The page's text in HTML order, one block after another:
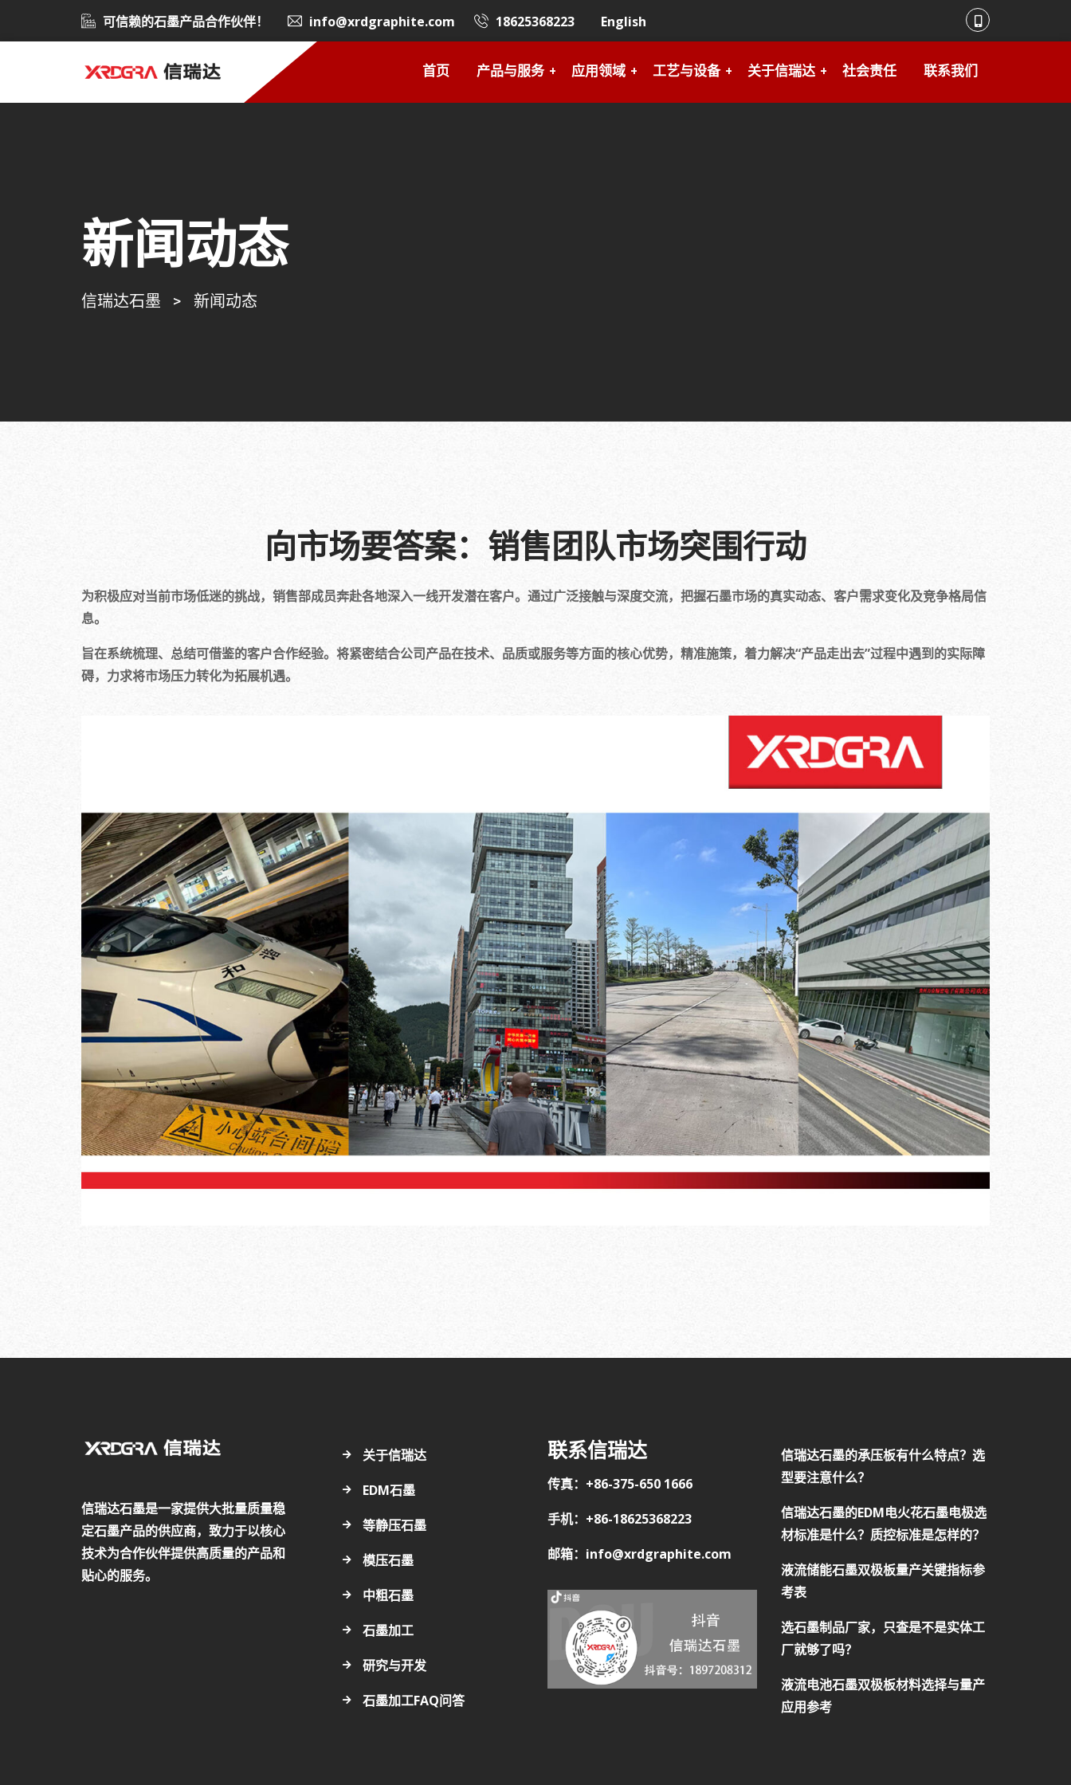
可信赖的石墨产品合作伙伴！ info@xrdgraphite.com 18625368223 English
首页 产品与服务 应用领域 工艺与设备 关于信瑞达 社会责任 联系我们
新闻动态
信瑞达石墨 > 新闻动态
向市场要答案：销售团队市场突围行动
为积极应对当前市场低迷的挑战，销售部成员奔赴各地深入一线开发潜在客户。通过广泛接触与深度交流，把握石墨市场的真实动态、客户需求变化及竞争格局信
息。
旨在系统梳理、总结可借鉴的客户合作经验。将紧密结合公司产品在技术、品质或服务等方面的核心优势，精准施策，着力解决“产品走出去”过程中遇到的实际障
碍，力求将市场压力转化为拓展机遇。
信瑞达石墨是一家提供大批量质量稳
定石墨产品的供应商，致力于以核心
技术为合作伙伴提供高质量的产品和
贴心的服务。
关于信瑞达
EDM石墨
等静压石墨
模压石墨
中粗石墨
石墨加工
研究与开发
石墨加工FAQ问答
联系信瑞达
传真：+86-375-650 1666
手机：+86-18625368223
邮箱：info@xrdgraphite.com
信瑞达石墨的承压板有什么特点？选
型要注意什么？
信瑞达石墨的EDM电火花石墨电极选
材标准是什么？质控标准是怎样的？
液流储能石墨双极板量产关键指标参
考表
选石墨制品厂家，只查是不是实体工
厂就够了吗？
液流电池石墨双极板材料选择与量产
应用参考